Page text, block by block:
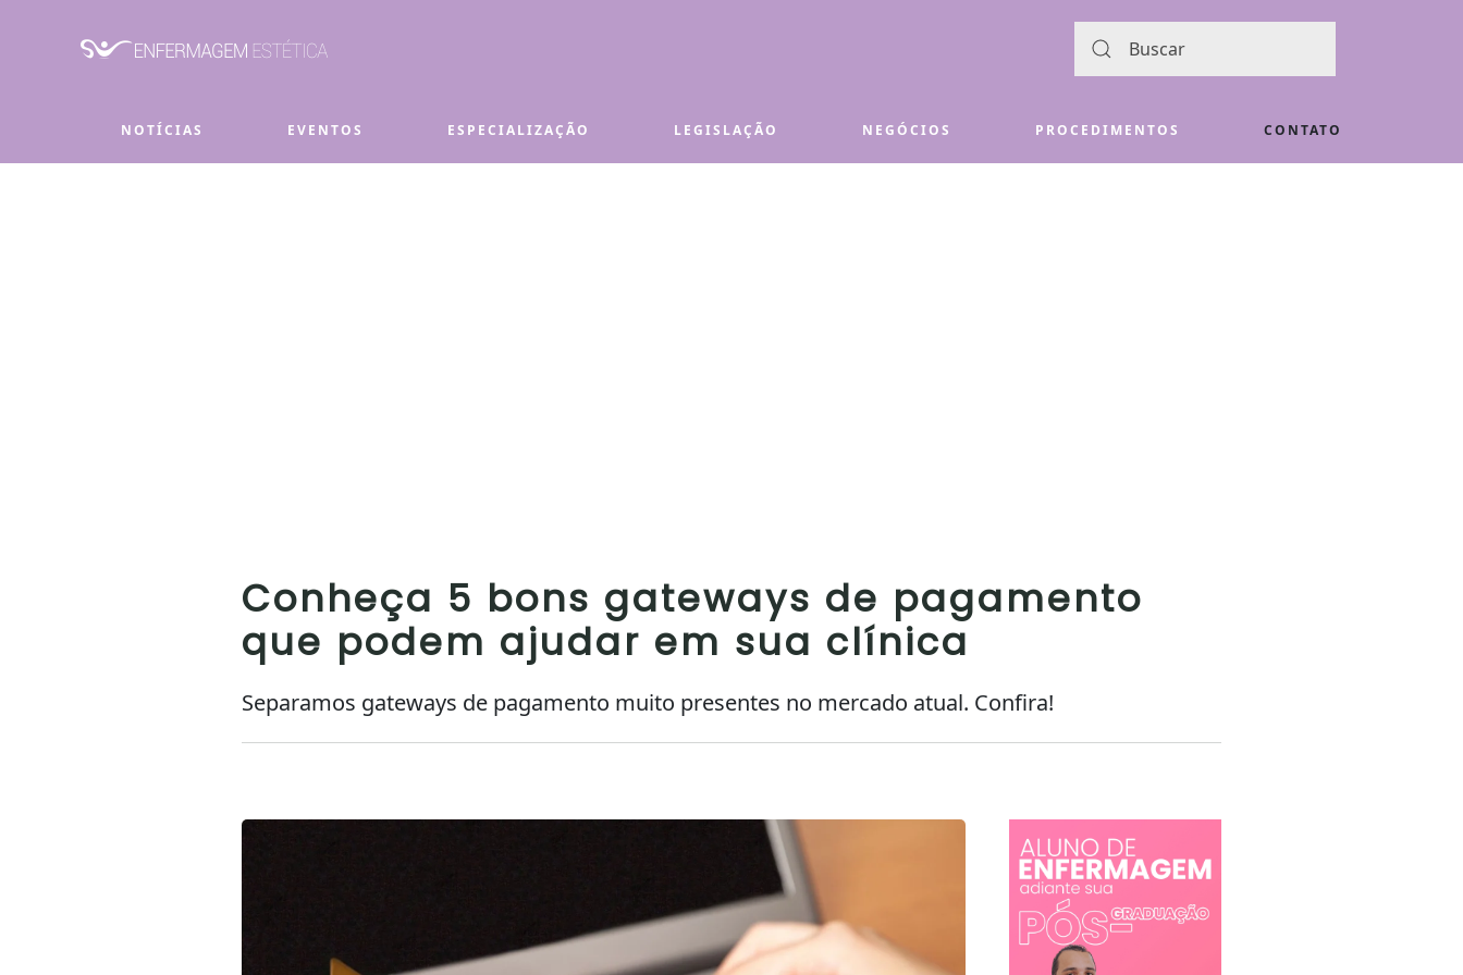
Skip to main content
NOTÍCIAS EVENTOS ESPECIALIZAÇÃO LEGISLAÇÃO NEGÓCIOS PROCEDIMENTOS CONTATO
Conheça 5 bons gateways de pagamento
que podem ajudar em sua clínica
Separamos gateways de pagamento muito presentes no mercado atual. Confira!